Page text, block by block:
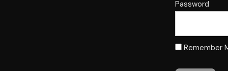
Password
Remember